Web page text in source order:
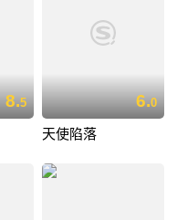
8.5 6.0
天使陷落